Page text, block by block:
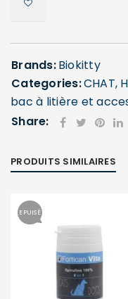
Brands:Biokitty
Categories:CHAT,
bac à litière et
Share:
PRODUITS SIMILAIRES
EPUISÉ